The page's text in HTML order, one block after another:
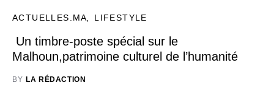
ACTUELLES.MA LIFESTYLE
Un timbre-poste spécial sur le
Malhoun,patrimoine culturel de l’humanité
BY LA RÉDACTION